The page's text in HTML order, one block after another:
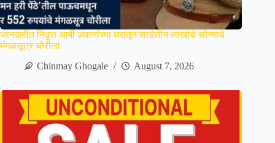
जानवलीत निवृत्त आर्मी जवानांच्या घरातून साडेतीन लाखांचे सोन्याचे
मंगळसूत्र चोरीला
Chinmay Ghogale
August 7, 2026